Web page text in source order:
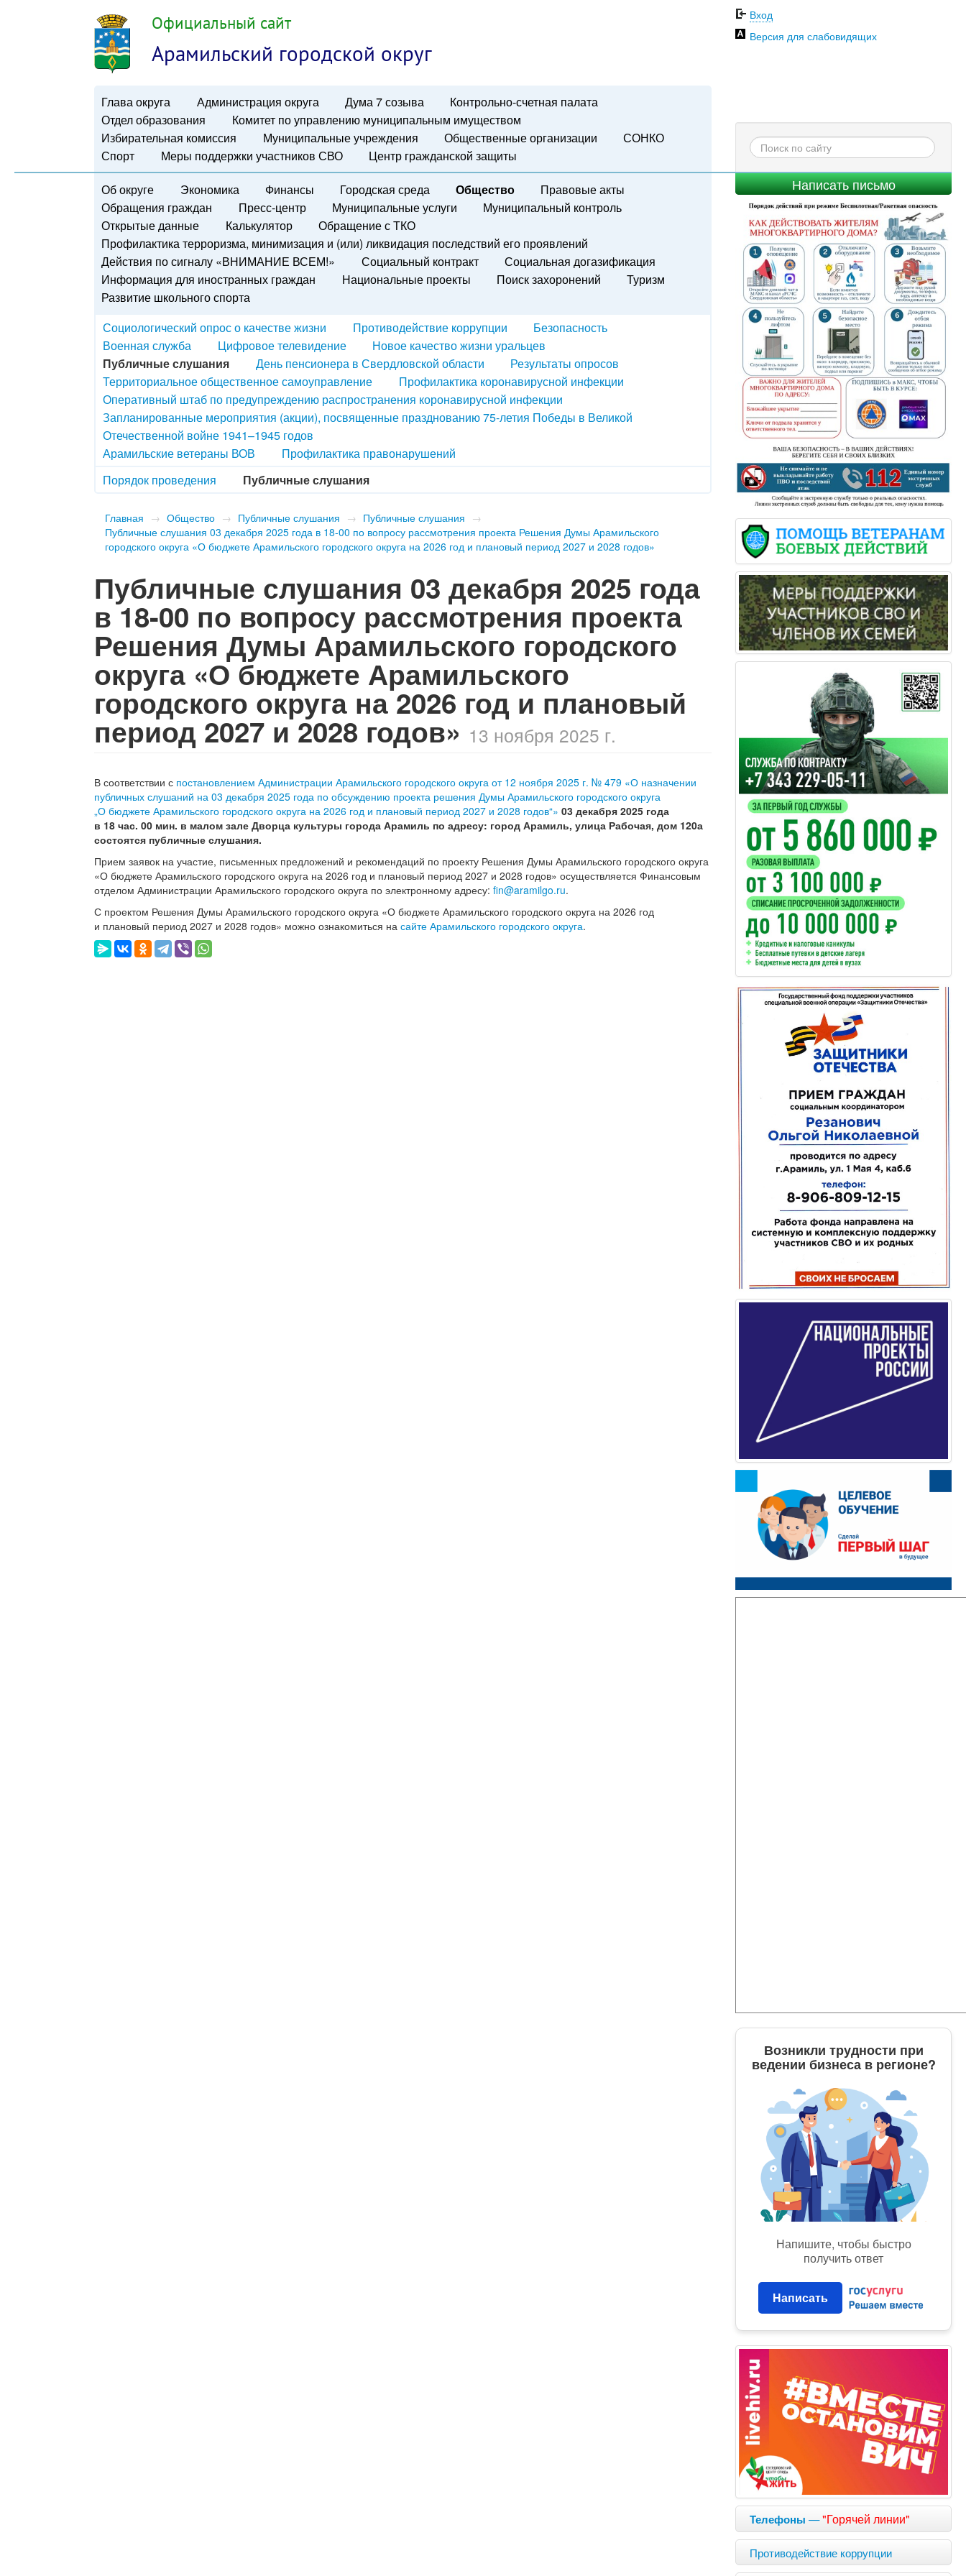
Официальный сайт
Арамильский городской округ
Глава округа Администрация округа Дума 7 созыва
Контрольно-счетная палата
Отдел образования
Комитет по управлению муниципальным имуществом
Избирательная комиссия
Муниципальные учреждения Общественные организации
СОНКО
Спорт
Меры поддержки участников СВО Центр гражданской защиты
Вход
Версия для слабовидящих
Написать письмо
Об округе Экономика Финансы Городская среда Общество
Правовые акты
Обращения граждан
Пресс-центр Муниципальные услуги
Муниципальный контроль
Открытые данные
Калькулятор
Обращение с ТКО
Профилактика терроризма, минимизация и (или) ликвидация последствий его проявлений
Действия по сигналу «ВНИМАНИЕ ВСЕМ!»
Социальный контракт
Социальная догазификация
Информация для иностранных граждан
Национальные проекты Поиск захоронений
Туризм
Развитие школьного спорта
Социологический опрос о качестве жизни
Противодействие коррупции
Безопасность
Военная служба
Цифровое телевидение
Новое качество жизни уральцев
Публичные слушания
День пенсионера в Свердловской области
Результаты опросов
Территориальное общественное самоуправление
Профилактика коронавирусной инфекции
Оперативный штаб по предупреждению распространения коронавирусной инфекции
Запланированные мероприятия (акции), посвященные празднованию 75-летия Победы в Великой
Отечественной войне 1941–1945 годов
Арамильские ветераны ВОВ
Профилактика правонарушений
Порядок проведения
Публичные слушания
Главная → Общество → Публичные слушания → Публичные слушания →
Публичные слушания 03 декабря 2025 года в 18-00 по вопросу рассмотрения проекта Решения Думы Арамильского
городского округа «О бюджете Арамильского городского округа на 2026 год и плановый период 2027 и 2028 годов»
Публичные слушания 03 декабря 2025 года
в 18-00 по вопросу рассмотрения проекта
Решения Думы Арамильского городского
округа «О бюджете Арамильского
городского округа на 2026 год и плановый
период 2027 и 2028 годов» 13 ноября 2025 г.
В соответствии с постановлением Администрации Арамильского городского округа от 12 ноября 2025 г. № 479 «О назначении
публичных слушаний на 03 декабря 2025 года по обсуждению проекта решения Думы Арамильского городского округа
„О бюджете Арамильского городского округа на 2026 год и плановый период 2027 и 2028 годов“» 03 декабря 2025 года
в 18 час. 00 мин. в малом зале Дворца культуры города Арамиль по адресу: город Арамиль, улица Рабочая, дом 120а
состоятся публичные слушания.
Прием заявок на участие, письменных предложений и рекомендаций по проекту Решения Думы Арамильского городского округа
«О бюджете Арамильского городского округа на 2026 год и плановый период 2027 и 2028 годов» осуществляется Финансовым
отделом Администрации Арамильского городского округа по электронному адресу:fin@aramilgo.ru.
С проектом Решения Думы Арамильского городского округа «О бюджете Арамильского городского округа на 2026 год
и плановый период 2027 и 2028 годов» можно ознакомиться насайте Арамильского городского округа.
Возникли трудности при
ведении бизнеса в регионе?
Напишите, чтобы быстро
получить ответ
Написать
Телефоны —"Горячей линии"
Противодействие коррупции